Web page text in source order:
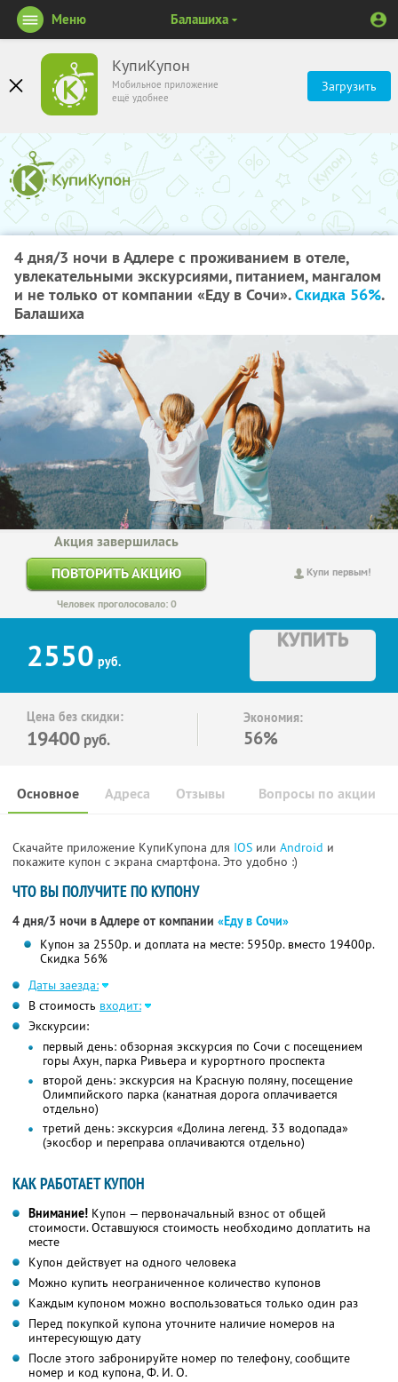
КупиКупон
Мобильное приложение
ещё удобнее
Загрузить
Меню Балашиха
4 дня/3 ночи в Адлере с проживанием в отеле,
увлекательными экскурсиями, питанием, мангалом
и не только от компании «Еду в Сочи».Скидка 56%.
Балашиха
Купи первым!
Акция завершилась
ПОВТОРИТЬ АКЦИЮ
Человек проголосовало: 0
2550 руб.
КУПИТЬ
Цена без скидки:
19400 руб.
Экономия:
56%
Основное Отзывы Вопросы по акции
Адреса
Скачайте приложение КупиКупона для IOS или Android и
покажите купон с экрана смартфона. Это удобно :)
ЧТО ВЫ ПОЛУЧИТЕ ПО КУПОНУ
4 дня/3 ночи в Адлере от компании «Еду в Сочи»
Купон за 2550р. и доплата на месте: 5950р. вместо 19400р.
Скидка 56%
Даты заезда:
В стоимость входит:
Экскурсии:
первый день: обзорная экскурсия по Сочи с посещением
горы Ахун, парка Ривьера и курортного проспекта
второй день: экскурсия на Красную поляну, посещение
Олимпийского парка (канатная дорога оплачивается
отдельно)
третий день: экскурсия «Долина легенд. 33 водопада»
(экосбор и переправа оплачиваются отдельно)
КАК РАБОТАЕТ КУПОН
Внимание! Купон — первоначальный взнос от общей
стоимости. Оставшуюся стоимость необходимо доплатить на
месте
Купон действует на одного человека
Можно купить неограниченное количество купонов
Каждым купоном можно воспользоваться только один раз
Перед покупкой купона уточните наличие номеров на
интересующую дату
После этого забронируйте номер по телефону, сообщите
номер и код купона,Ф. И. О.